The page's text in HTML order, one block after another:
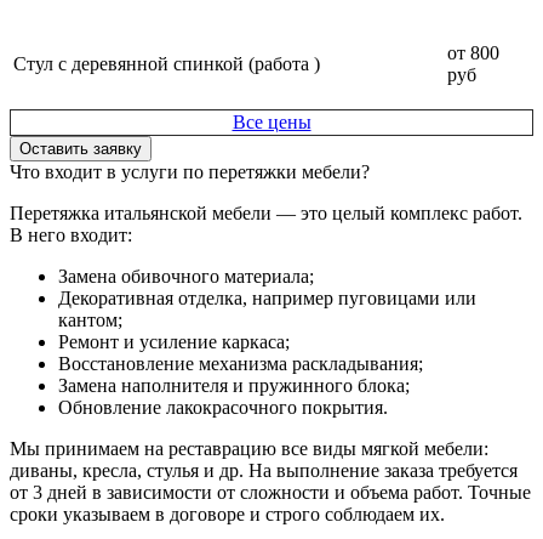
Стул с деревянной спинкой (работа )
от 800
руб
Все цены
Оставить заявку
Что входит в услуги по перетяжки мебели?
Перетяжка итальянской мебели — это целый комплекс работ.
В него входит:
Замена обивочного материала;
Декоративная отделка, например пуговицами или
кантом;
Ремонт и усиление каркаса;
Восстановление механизма раскладывания;
Замена наполнителя и пружинного блока;
Обновление лакокрасочного покрытия.
Мы принимаем на реставрацию все виды мягкой мебели:
диваны, кресла, стулья и др. На выполнение заказа требуется
от 3 дней в зависимости от сложности и объема работ. Точные
сроки указываем в договоре и строго соблюдаем их.